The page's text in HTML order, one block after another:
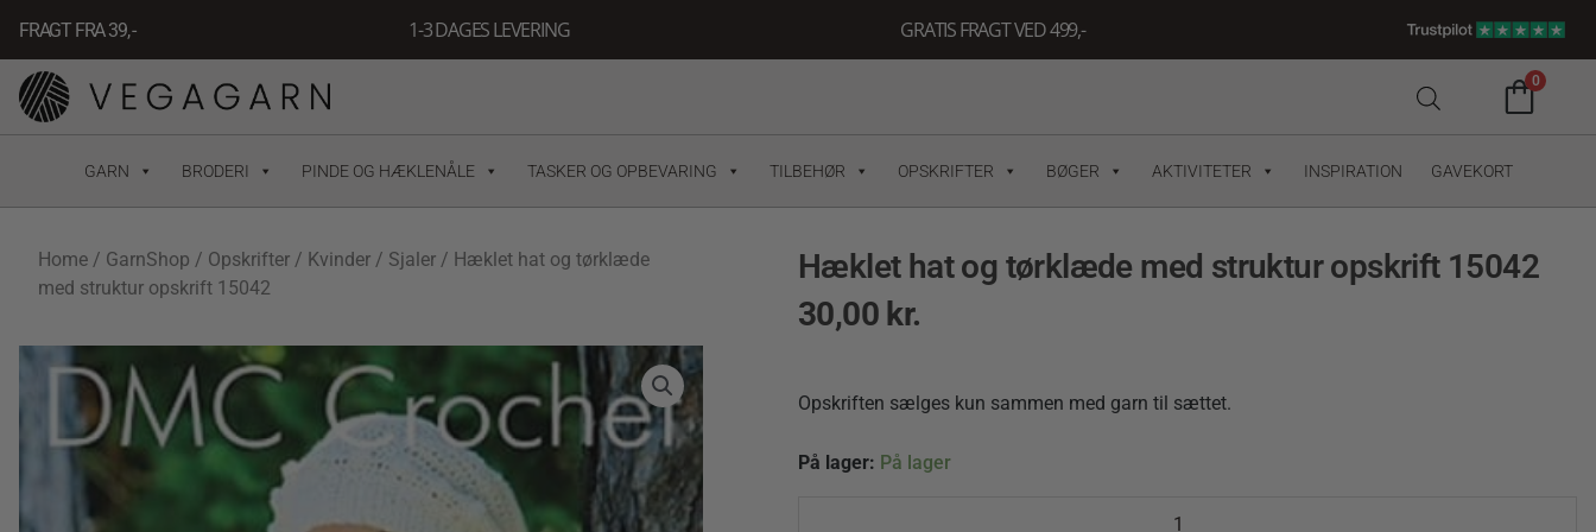
indholdet
FRAGT FRA 39, - 1-3 DAGES LEVERING GRATIS FRAGT VED 499,-
0
GARN BRODERI PINDE OG HÆKLENÅLE TASKER OG OPBEVARING TILBEHØR OPSKRIFTER BØGER AKTIVITETER INSPIRATION GAVEKORT
Home / GarnShop / Opskrifter / Kvinder / Sjaler / Hæklet hat og tørklæde
med struktur opskrift 15042
Hæklet hat og tørklæde med struktur opskrift 15042
30,00 kr.
Opskriften sælges kun sammen med garn til sættet.
På lager: På lager
Hæklet